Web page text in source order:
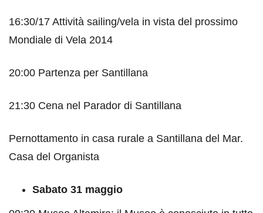
16:30/17 Attività sailing/vela in vista del prossimo
Mondiale di Vela 2014
20:00 Partenza per Santillana
21:30 Cena nel Parador di Santillana
Pernottamento in casa rurale a Santillana del Mar.
Casa del Organista
Sabato 31 maggio